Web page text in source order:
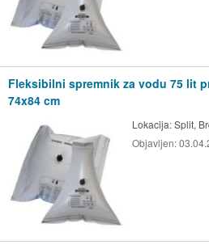
Fleksibilni spremnik za vodu 75 lit
74x84 cm
Lokacija:Split,
Objavljen: